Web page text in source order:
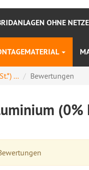
OHNE
... Bewertungen
(0%